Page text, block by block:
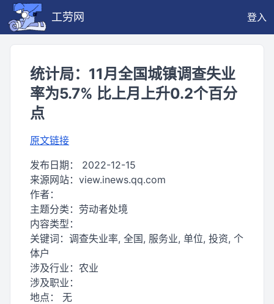
工劳网 登入
统计局：11月全国城镇调查失业
率为5.7% 比上月上升0.2个百分
点
原文链接
发布日期： 2022-12-15
来源网站： view.inews.qq.com
作者：
主题分类： 劳动者处境
内容类型：
关键词： 调查失业率, 全国, 服务业, 单位, 投资, 个
体户
涉及行业： 农业
涉及职业：
地点： 无